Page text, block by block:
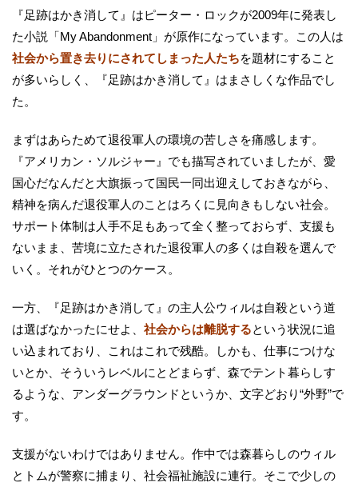
『足跡はかき消して』はピーター・ロックが2009年に発表し
た小説「My Abandonment」が原作になっています。この人は
社会から置き去りにされてしまった人たちを題材にすること
が多いらしく、『足跡はかき消して』はまさしくな作品でし
た。
まずはあらためて退役軍人の環境の苦しさを痛感します。
『アメリカン・ソルジャー』でも描写されていましたが、愛
国心だなんだと大旗振って国民一同出迎えしておきながら、
精神を病んだ退役軍人のことはろくに見向きもしない社会。
サポート体制は人手不足もあって全く整っておらず、支援も
ないまま、苦境に立たされた退役軍人の多くは自殺を選んで
いく。それがひとつのケース。
一方、『足跡はかき消して』の主人公ウィルは自殺という道
は選ばなかったにせよ、 社会からは離脱するという状況に追
い込まれており、これはこれで残酷。しかも、仕事につけな
いとか、そういうレベルにとどまらず、森でテント暮らしす
るような、アンダーグラウンドというか、文字どおり“外野”で
す。
支援がないわけではありません。作中では森暮らしのウィル
とトムが警察に捕まり、社会福祉施設に連行。そこで少しの